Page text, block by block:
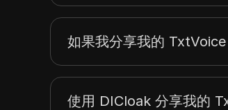
如果我分享我的
使用 DICloak 分享我的